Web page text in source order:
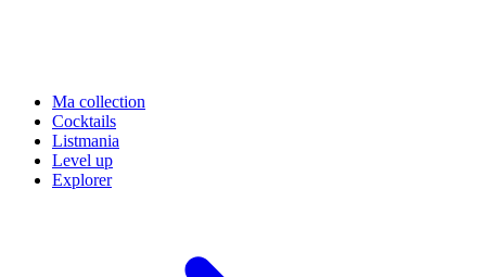
Ma collection
Cocktails
Listmania
Level up
Explorer